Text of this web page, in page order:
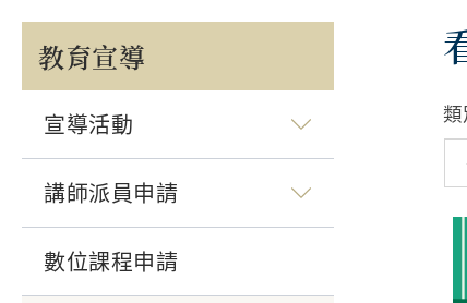
教育宣導
宣導活動
講師派員申請
數位課程申請
類